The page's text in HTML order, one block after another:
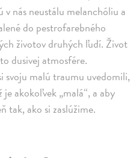
nás neustálu melanchóliu a
do pestrofarebného
životov druhých ľudí. Život
dusivej atmosfére.
svoju malú traumu uvedomili,
akokoľvek „malá“, a aby
tak, ako si zaslúžime.